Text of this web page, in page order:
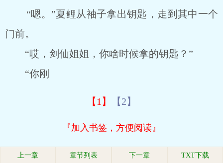
“嗯。”夏鲤从袖子拿出钥匙，走到其中一个
门前。
“哎，剑仙姐姐，你啥时候拿的钥匙？”
“你刚
【1】 【2】
『加入书签，方便阅读』
上一章 章节列表 下一章 TXT下载